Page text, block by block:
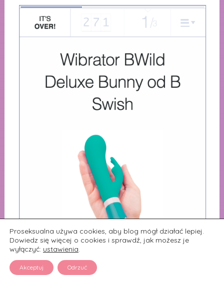
Proseksualna używa cookies, aby blog mógł działać lepiej.
Dowiedz się więcej o cookies i sprawdź, jak możesz je
wyłączyć: ustawienia.
Akceptuj Odrzuć